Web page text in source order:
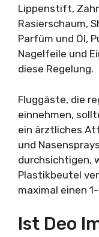
Lippenstift,
Rasierschaum,
Parfüm und Öl,
Nagelfeile und
diese Regelung.
Fluggäste, die
einnehmen,
ein ärztliches
und
durchsichtigen,
Plastikbeutel
maximal einen
Ist Deo